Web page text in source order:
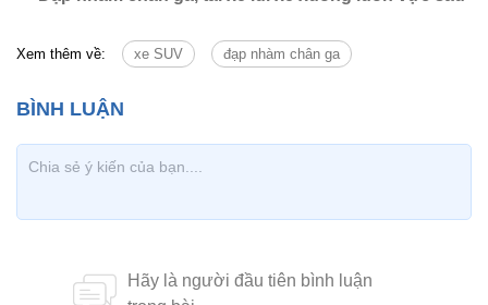
Xem thêm về: xe SUV đạp nhàm chân ga